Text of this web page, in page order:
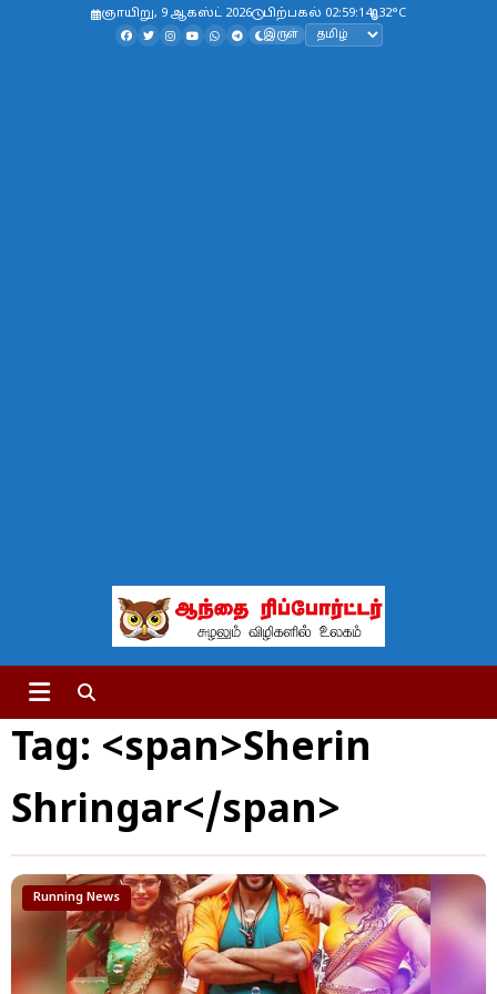
ஞாயிறு, 9 ஆகஸ்ட் 2026 பிற்பகல் 02:59:14 32°C
இருள்
Tag: <span>Sherin
Shringar</span>
Running News